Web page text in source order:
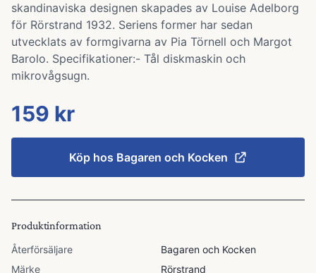
skandinaviska designen skapades av Louise Adelborg
för Rörstrand 1932. Seriens former har sedan
utvecklats av formgivarna av Pia Törnell och Margot
Barolo. Specifikationer:- Tål diskmaskin och
mikrovågsugn.
159 kr
Köp hos Bagaren och Kocken
Produktinformation
Återförsäljare
Bagaren och Kocken
Märke
Rörstrand